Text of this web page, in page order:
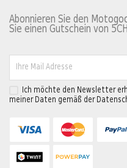
Abonnieren Sie den
Sie einen Gutschein von
Ich möchte den Newsletter
meiner Daten gemäß der